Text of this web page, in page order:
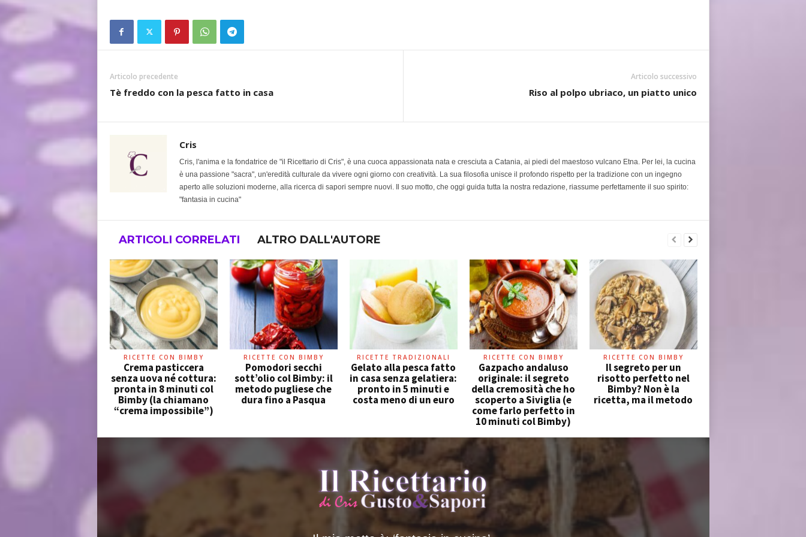
Articolo precedente
Tè freddo con la pesca fatto in casa
Articolo successivo
Riso al polpo ubriaco, un piatto unico
Cris
Cris, l'anima e la fondatrice de "il Ricettario di Cris", è una cuoca appassionata nata e cresciuta a Catania, ai piedi del maestoso vulcano Etna. Per lei, la cucina
è una passione "sacra", un'eredità culturale da vivere ogni giorno con creatività. La sua filosofia unisce il profondo rispetto per la tradizione con un ingegno
aperto alle soluzioni moderne, alla ricerca di sapori sempre nuovi. Il suo motto, che oggi guida tutta la nostra redazione, riassume perfettamente il suo spirito:
"fantasia in cucina"
ARTICOLI CORRELATI ALTRO DALL'AUTORE
RICETTE CON BIMBY
Crema pasticcera
senza uova né cottura:
pronta in 8 minuti col
Bimby (la chiamano
“crema impossibile”)
RICETTE CON BIMBY
Pomodori secchi
sott’olio col Bimby: il
metodo pugliese che
dura fino a Pasqua
RICETTE TRADIZIONALI
Gelato alla pesca fatto
in casa senza gelatiera:
pronto in 5 minuti e
costa meno di un euro
RICETTE CON BIMBY
Gazpacho andaluso
originale: il segreto
della cremosità che ho
scoperto a Siviglia (e
come farlo perfetto in
10 minuti col Bimby)
RICETTE CON BIMBY
Il segreto per un
risotto perfetto nel
Bimby? Non è la
ricetta, ma il metodo